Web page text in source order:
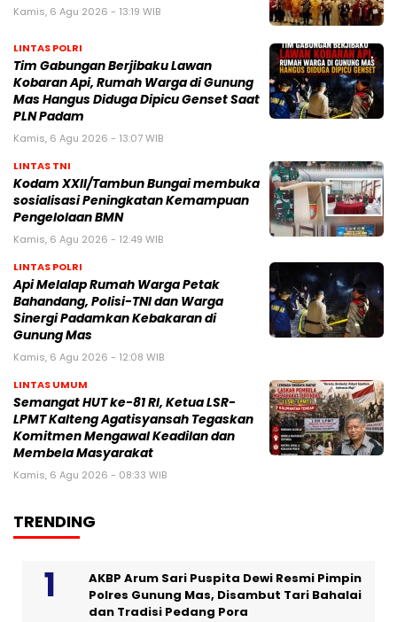
Kamis, 6 Agu 2026 - 13:19 WIB
LINTAS POLRI
Tim Gabungan Berjibaku Lawan
Kobaran Api, Rumah Warga di Gunung
Mas Hangus Diduga Dipicu Genset Saat
PLN Padam
Kamis, 6 Agu 2026 - 13:07 WIB
LINTAS TNI
Kodam XXII/Tambun Bungai membuka
sosialisasi Peningkatan Kemampuan
Pengelolaan BMN
Kamis, 6 Agu 2026 - 12:49 WIB
LINTAS POLRI
Api Melalap Rumah Warga Petak
Bahandang, Polisi-TNI dan Warga
Sinergi Padamkan Kebakaran di
Gunung Mas
Kamis, 6 Agu 2026 - 12:08 WIB
LINTAS UMUM
Semangat HUT ke-81 RI, Ketua LSR-
LPMT Kalteng Agatisyansah Tegaskan
Komitmen Mengawal Keadilan dan
Membela Masyarakat
Kamis, 6 Agu 2026 - 08:33 WIB
TRENDING
AKBP Arum Sari Puspita Dewi Resmi Pimpin
Polres Gunung Mas, Disambut Tari Bahalai
dan Tradisi Pedang Pora